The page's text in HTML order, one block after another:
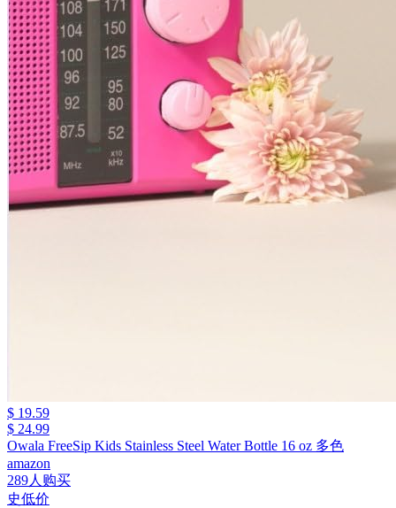
$ 19.59
$ 24.99
Owala FreeSip Kids Stainless Steel Water Bottle 16 oz 多色
amazon
289人购买
史低价